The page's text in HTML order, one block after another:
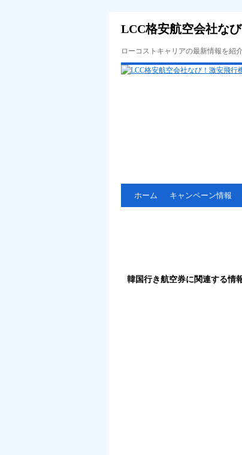
LCC格安航空会社な
ローコストキャリアの最新情報を紹
ホーム キャンペーン情報
韓国行き航空券に関連する情